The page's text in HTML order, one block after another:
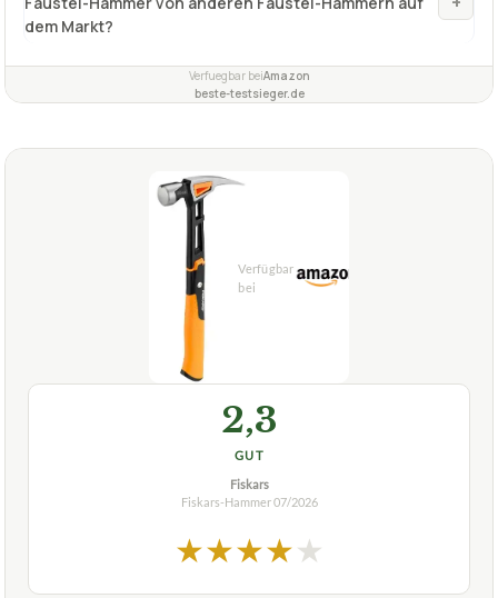
dem Markt?
Verfuegbar beiAmazon
beste-testsieger.de
2,3
GUT
Fiskars
Fiskars-Hammer07/2026
★★★★★